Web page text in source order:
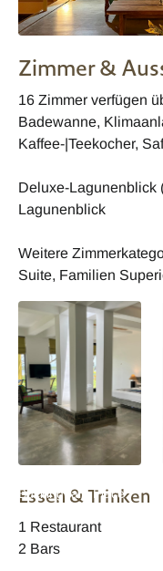
Zimmer &
16 Zimmer verfügen
Badewanne,
Kaffee-|Teekocher,
Deluxe-Lagunenblick
Lagunenblick
Weitere
Suite, Familien
Buckingham Place
Essen & Trinken
1 Restaurant
2 Bars